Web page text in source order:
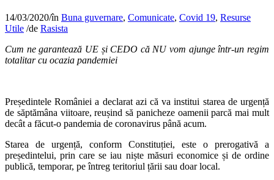
14/03/2020/în Buna guvernare, Comunicate, Covid 19, Resurse
Utile /de Rasista
Cum ne garantează UE și CEDO că NU vom ajunge într-un regim
totalitar cu ocazia pandemiei
Președintele României a declarat azi că va institui starea de urgență
de săptămâna viitoare, reușind să panicheze oamenii parcă mai mult
decât a făcut-o pandemia de coronavirus până acum.
Starea de urgență, conform Constituției, este o prerogativă a
președintelui, prin care se iau niște măsuri economice și de ordine
publică, temporar, pe întreg teritoriul țării sau doar local.